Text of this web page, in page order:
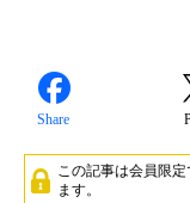
Share
この記事は会員限定
ます。